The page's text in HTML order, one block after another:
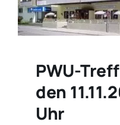
PWU-
den
Uhr